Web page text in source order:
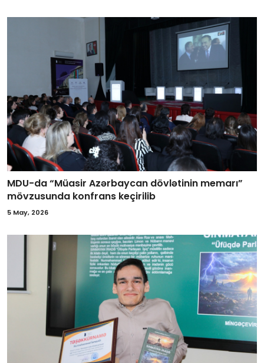
MDU-da “Müasir Azərbaycan dövlətinin memarı”
mövzusunda konfrans keçirilib
5 May, 2026